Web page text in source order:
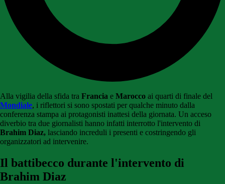
Alla vigilia della sfida tra Francia e Marocco ai quarti di finale del
Mondiale, i riflettori si sono spostati per qualche minuto dalla
conferenza stampa ai protagonisti inattesi della giornata. Un acceso
diverbio tra due giornalisti hanno infatti interrotto l'intervento di
Brahim Diaz, lasciando increduli i presenti e costringendo gli
organizzatori ad intervenire.
Il battibecco durante l'intervento di
Brahim Diaz